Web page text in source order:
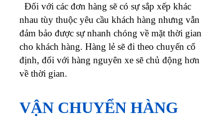
Đối với các đơn hàng sẽ có sự sắp xếp khác
nhau tùy thuộc yêu cầu khách hàng nhưng vẫn
đảm bảo được sự nhanh chóng về mặt thời gian
cho khách hàng. Hàng lẻ sẽ đi theo chuyến cố
định, đối với hàng nguyên xe sẽ chủ động hơn
về thời gian.
VẬN CHUYỂN HÀNG